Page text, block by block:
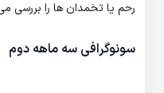
رحم یا تخمدان ها را بررسی
سونوگرافی سه ماهه دوم